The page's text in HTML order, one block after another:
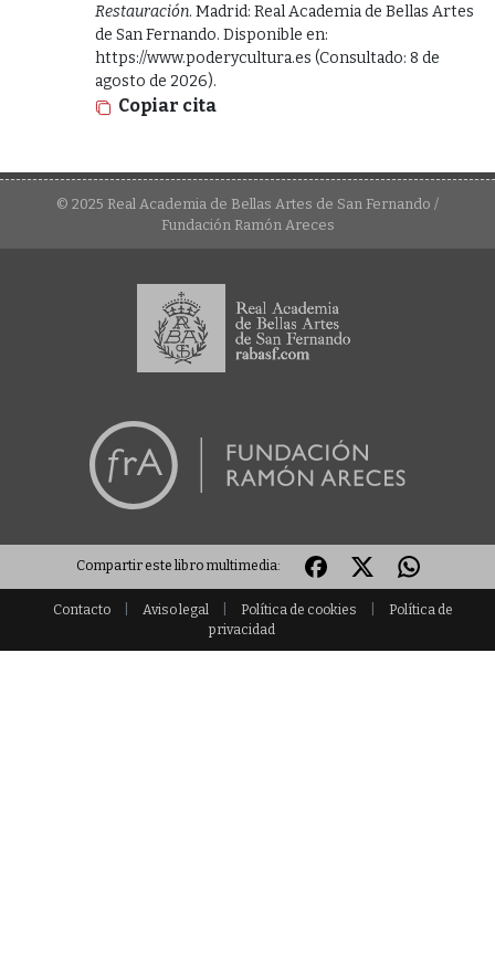
Restauración. Madrid: Real Academia de Bellas Artes
de San Fernando. Disponible en:
https://www.poderycultura.es (Consultado: 8 de
agosto de 2026).
Copiar cita
© 2025 Real Academia de Bellas Artes de San Fernando /
Fundación Ramón Areces
Compartir este libro multimedia:
Contacto Aviso legal Política de cookies
Política de
privacidad